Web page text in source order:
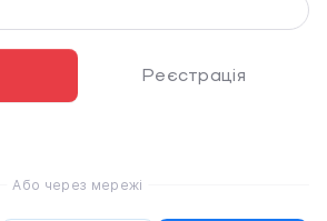
Реєстрація
Або через мережі